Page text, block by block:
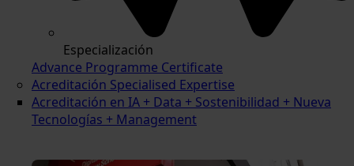
Especialización
Advance Programme Certificate
Acreditación Specialised Expertise
Acreditación en IA + Data + Sostenibilidad + Nueva
Tecnologías + Management